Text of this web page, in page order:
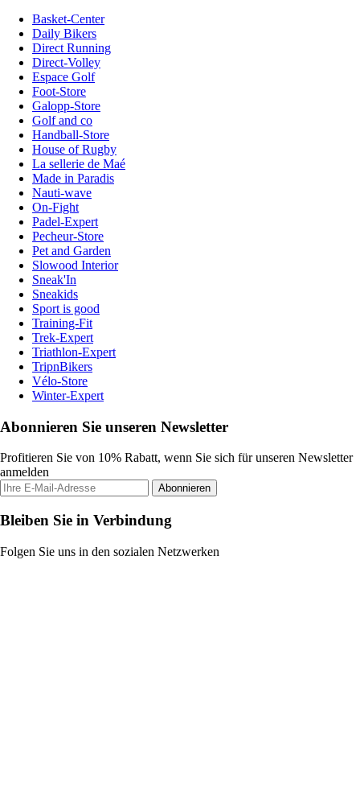
Basket-Center
Daily Bikers
Direct Running
Direct-Volley
Espace Golf
Foot-Store
Galopp-Store
Golf and co
Handball-Store
House of Rugby
La sellerie de Maé
Made in Paradis
Nauti-wave
On-Fight
Padel-Expert
Pecheur-Store
Pet and Garden
Slowood Interior
Sneak'In
Sneakids
Sport is good
Training-Fit
Trek-Expert
Triathlon-Expert
TripnBikers
Vélo-Store
Winter-Expert
Abonnieren Sie unseren Newsletter
Profitieren Sie von 10% Rabatt, wenn Sie sich für unseren Newsletter
anmelden
Abonnieren
Bleiben Sie in Verbindung
Folgen Sie uns in den sozialen Netzwerken